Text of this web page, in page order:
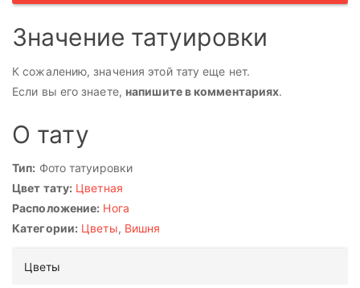
Значение татуировки
К сожалению, значения этой тату еще нет.
Если вы его знаете, напишите в комментариях.
О тату
Тип: Фото татуировки
Цвет тату: Цветная
Расположение: Нога
Категории: Цветы, Вишня
Цветы